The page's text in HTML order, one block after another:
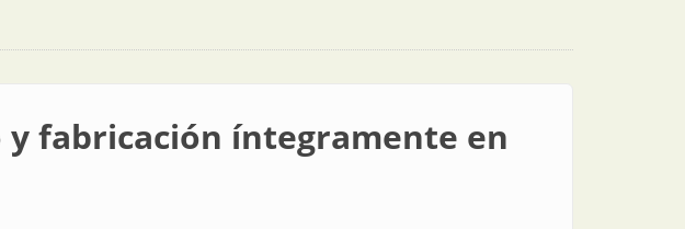
fabricación íntegramente en